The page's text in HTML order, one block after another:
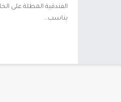
الفندقية المطلة على
يناسب…